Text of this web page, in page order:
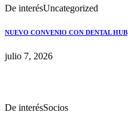
De interésUncategorized
NUEVO CONVENIO CON DENTAL HUB
julio 7, 2026
De interésSocios